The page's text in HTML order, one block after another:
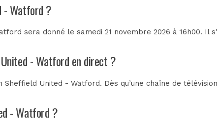
- Watford ?
sera donné le samedi 21 novembre 2026 à 16h00. Il
- Watford en direct ?
United - Watford. Dès qu’une chaîne de
- Watford ?